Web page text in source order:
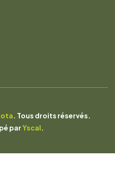
. Tous droits réservés.
parYscal.